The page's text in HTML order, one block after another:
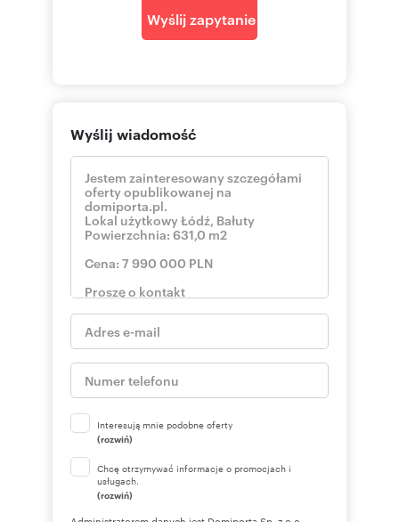
Wyślij zapytanie
Wyślij wiadomość
Interesują mnie podobne oferty
(rozwiń)
Chcę otrzymywać informacje o promocjach i
usługach.
(rozwiń)